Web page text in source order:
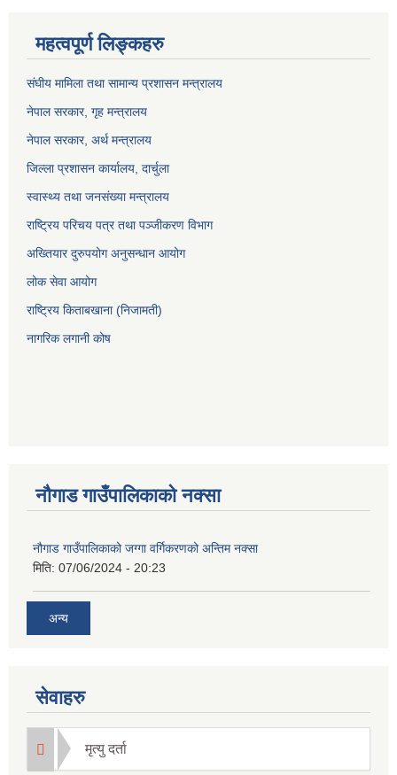
महत्वपूर्ण लिङ्कहरु
संघीय मामिला तथा सामान्य प्रशासन मन्त्रालय
नेपाल सरकार, गृह मन्त्रालय
नेपाल सरकार, अर्थ मन्त्रालय
जिल्ला प्रशासन कार्यालय, दार्चुला
स्वास्थ्य तथा जनसंख्या मन्त्रालय
राष्ट्रिय परिचय पत्र तथा पञ्जीकरण विभाग
अख्तियार दुरुपयोग अनुसन्धान आयोग
लोक सेवा आयोग
राष्ट्रिय किताबखाना (निजामती)
नागरिक लगानी कोष
नौगाड गाउँपालिकाको नक्सा
नौगाड गाउँपालिकाको जग्गा वर्गिकरणको अन्तिम नक्सा
मिति: 07/06/2024 - 20:23
अन्य
सेवाहरु
मृत्यु दर्ता